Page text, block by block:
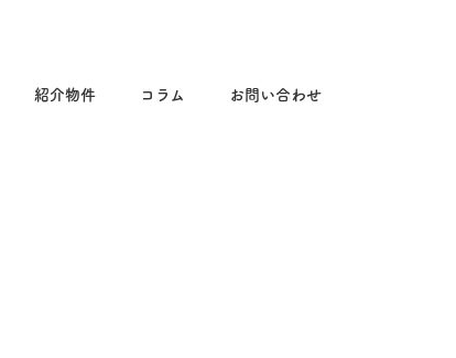
紹介物件 コラム お問い合わせ